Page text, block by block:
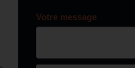
Votre message